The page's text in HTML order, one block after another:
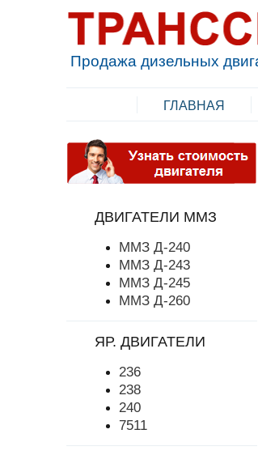
Продажа дизельных
ГЛАВНАЯ
ДВИГАТЕЛИ ММЗ
ММЗ Д-240
ММЗ Д-243
ММЗ Д-245
ММЗ Д-260
ЯР. ДВИГАТЕЛИ
236
238
240
7511